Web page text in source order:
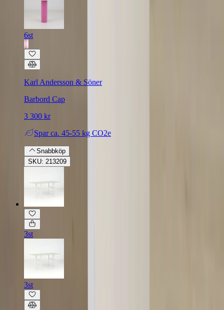
6st
Karl Andersson & Söner
Barbord Cap
3 300 kr
Spar ca. 45-55 kg CO2e
Snabbköp
SKU: 213209
3st
3st